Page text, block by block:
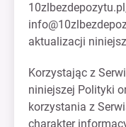
aktualizacji
Korzystając z
niniejszej Polityki
korzystania z
charakter